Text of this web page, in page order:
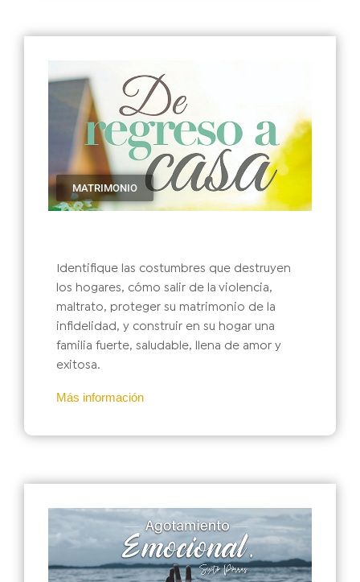
MATRIMONIO
Identifique las costumbres que destruyen
los hogares, cómo salir de la violencia,
maltrato, proteger su matrimonio de la
infidelidad, y construir en su hogar una
familia fuerte, saludable, llena de amor y
exitosa.
Más información